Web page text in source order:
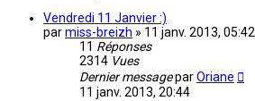
Vendredi 11 Janvier :)
parmiss-breizh » 11 janv. 2013, 05:42
11 Réponses
2314 Vues
Dernier messageparOriane
11 janv. 2013, 20:44